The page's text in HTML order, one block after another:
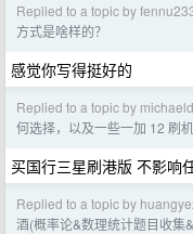
Replied to a topic by
方式是啥样的？
感觉你写得挺好的
Replied to a topic by
何选择，以及一些一加 12 刷
买国行三星刷港版 不影响
Replied to a topic by
酒(概率论&数理统计题目收集